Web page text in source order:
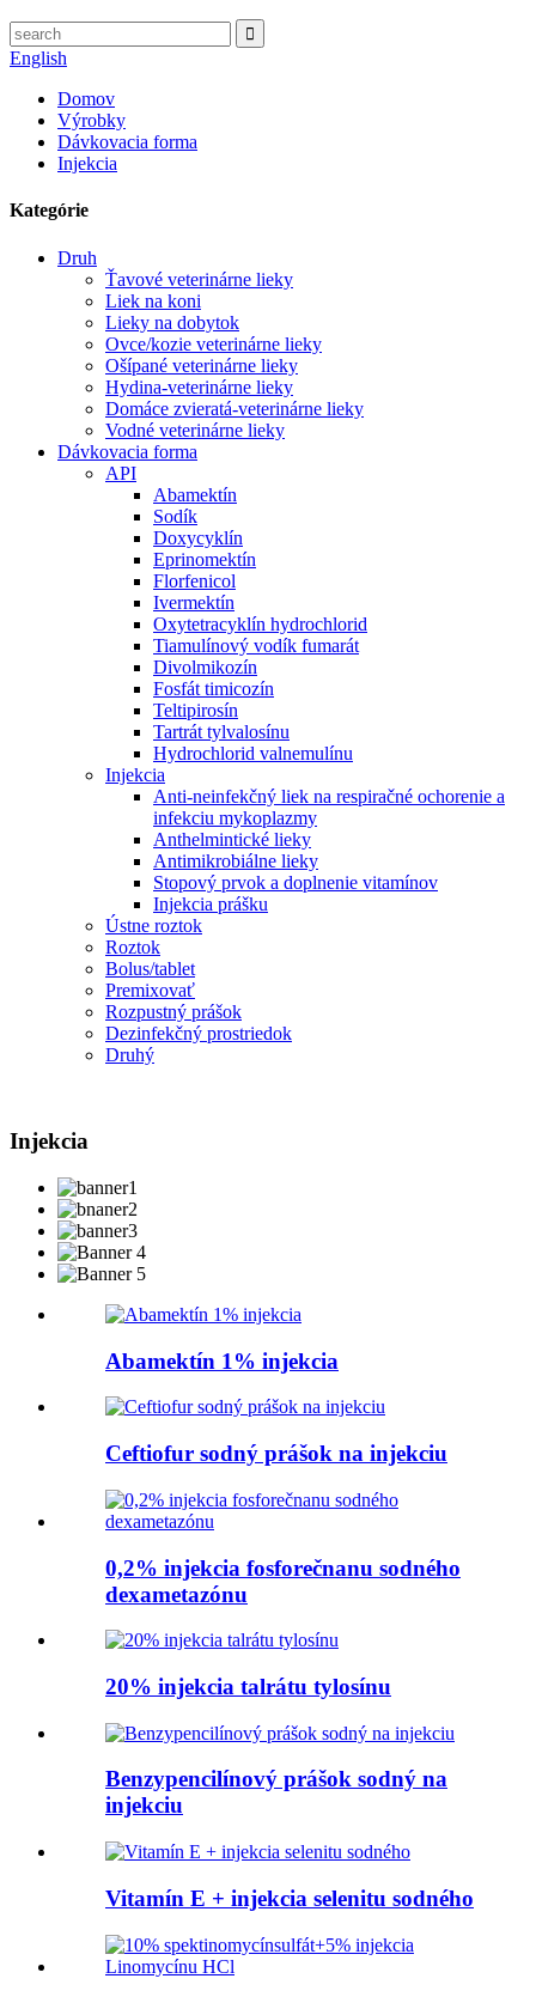
English
Domov
Výrobky
Dávkovacia forma
Injekcia
Kategórie
Druh
Ťavové veterinárne lieky
Liek na koni
Lieky na dobytok
Ovce/kozie veterinárne lieky
Ošípané veterinárne lieky
Hydina-veterinárne lieky
Domáce zvieratá-veterinárne lieky
Vodné veterinárne lieky
Dávkovacia forma
API
Abamektín
Sodík
Doxycyklín
Eprinomektín
Florfenicol
Ivermektín
Oxytetracyklín hydrochlorid
Tiamulínový vodík fumarát
Divolmikozín
Fosfát timicozín
Teltipirosín
Tartrát tylvalosínu
Hydrochlorid valnemulínu
Injekcia
Anti-neinfekčný liek na respiračné ochorenie a
infekciu mykoplazmy
Anthelmintické lieky
Antimikrobiálne lieky
Stopový prvok a doplnenie vitamínov
Injekcia prášku
Ústne roztok
Roztok
Bolus/tablet
Premixovať
Rozpustný prášok
Dezinfekčný prostriedok
Druhý
Injekcia
Abamektín 1% injekcia
Ceftiofur sodný prášok na injekciu
0,2% injekcia fosforečnanu sodného
dexametazónu
20% injekcia talrátu tylosínu
Benzypencilínový prášok sodný na
injekciu
Vitamín E + injekcia selenitu sodného